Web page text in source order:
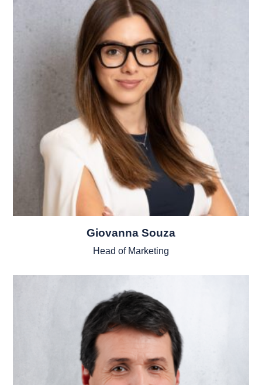
Giovanna Souza
Head of Marketing